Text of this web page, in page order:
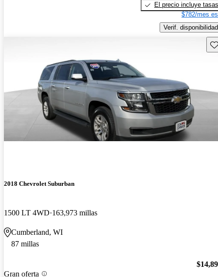
El precio incluye tasas
$782/mes
Verif. disponibilidad
2018 Chevrolet Suburban
1500 LT 4WD 163,973 millas
Cumberland, WI
87 millas
Gran oferta